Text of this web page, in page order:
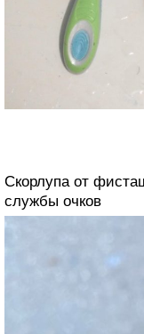
Скорлупа от
службы очков